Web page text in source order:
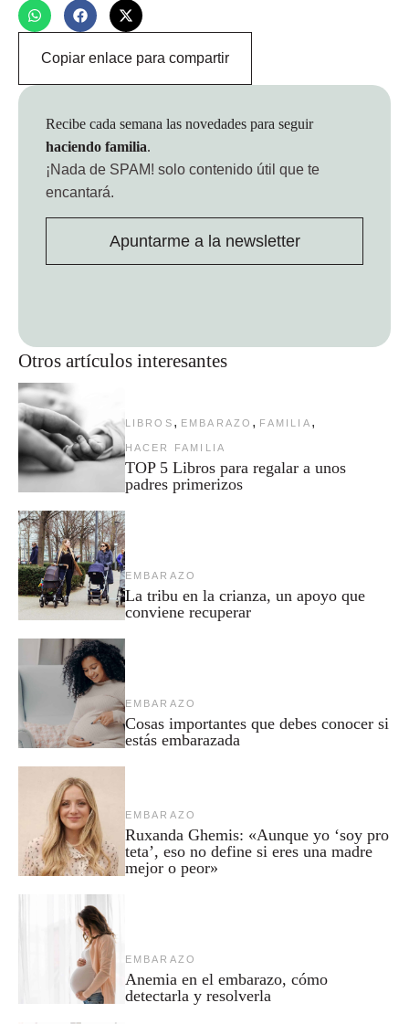
Copiar enlace para compartir
Otros artículos interesantes
LIBROS , EMBARAZO , FAMILIA ,
HACER FAMILIA
TOP 5 Libros para regalar a unos
padres primerizos
EMBARAZO
La tribu en la crianza, un apoyo que
conviene recuperar
EMBARAZO
Cosas importantes que debes conocer si
estás embarazada
EMBARAZO
Ruxanda Ghemis: «Aunque yo ‘soy pro
teta’, eso no define si eres una madre
mejor o peor»
EMBARAZO
Anemia en el embarazo, cómo
detectarla y resolverla
Recibe cada semana las novedades para seguir
haciendo familia.
¡Nada de SPAM! solo contenido útil que te
encantará.
Apuntarme a la newsletter